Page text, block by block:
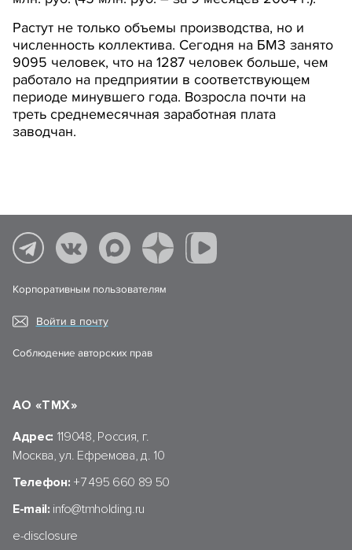
Растут не только объемы производства, но и
численность коллектива. Сегодня на БМЗ занято
9095 человек, что на 1287 человек больше, чем
работало на предприятии в соответствующем
периоде минувшего года. Возросла почти на
треть среднемесячная заработная плата
заводчан.
Корпоративным пользователям
Войти в почту
Соблюдение авторских прав
АО «ТМХ»
Адрес: 119048, Россия, г.
Москва, ул. Ефремова, д. 10
Телефон: +7 495 660 89 50
E-mail: info@tmholding.ru
e-disclosure